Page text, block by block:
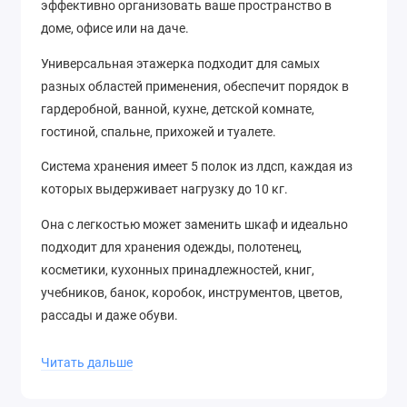
эффективно организовать ваше пространство в
доме, офисе или на даче.
Универсальная этажерка подходит для самых
разных областей применения, обеспечит порядок в
гардеробной, ванной, кухне, детской комнате,
гостиной, спальне, прихожей и туалете.
Система хранения имеет 5 полок из лдсп, каждая из
которых выдерживает нагрузку до 10 кг.
Она с легкостью может заменить шкаф и идеально
подходит для хранения одежды, полотенец,
косметики, кухонных принадлежностей, книг,
учебников, банок, коробок, инструментов, цветов,
рассады и даже обуви.
Читать дальше